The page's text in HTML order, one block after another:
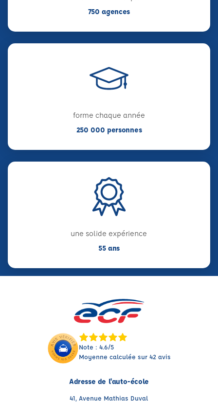
750 agences
forme chaque année
250 000 personnes
une solide expérience
55 ans
Note : 4.6/5
Moyenne calculée sur 42 avis
Adresse de l'auto-école
41, Avenue Mathias Duval